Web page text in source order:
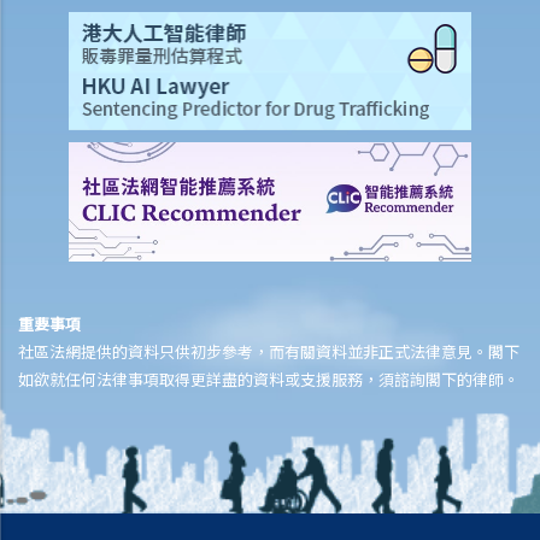
重要事項
社區法網提供的資料只供初步參考，而有關資料並非正式法律意見。閣下
如欲就任何法律事項取得更詳盡的資料或支援服務，須諮詢閣下的律師。